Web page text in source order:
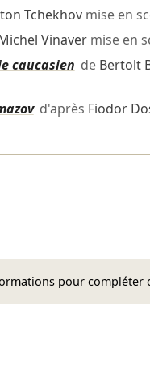
Tchekhovmise en
Vinavermise en
caucasien de Bertolt
d'après Fiodor
pour